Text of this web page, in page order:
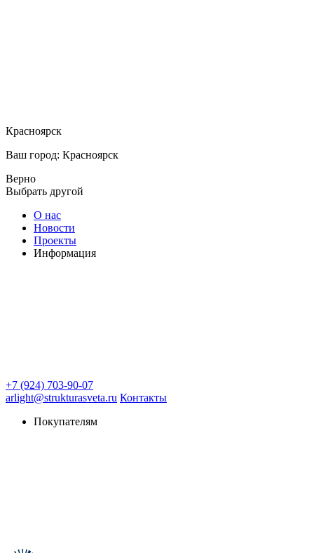
Красноярск
Ваш город: Красноярск
Верно
Выбрать другой
О нас
Новости
Проекты
Информация
+7 (924) 703-90-07
arlight@strukturasveta.ru Контакты
Покупателям